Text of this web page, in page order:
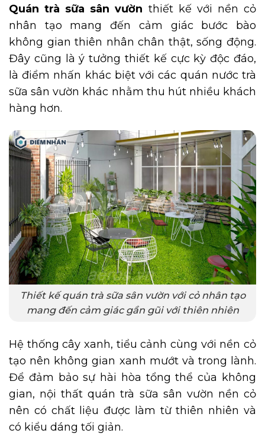
Quán trà sữa sân vườn thiết kế với nền cỏ
nhân tạo mang đến cảm giác bước bào
không gian thiên nhân chân thật, sống động.
Đây cũng là ý tưởng thiết kế cực kỳ độc đáo,
là điểm nhấn khác biệt với các quán nước trà
sữa sân vườn khác nhằm thu hút nhiều khách
hàng hơn.
Thiết kế quán trà sữa sân vườn với cỏ nhân tạo
mang đến cảm giác gần gũi với thiên nhiên
Hệ thống cây xanh, tiểu cảnh cùng với nền cỏ
tạo nên không gian xanh mướt và trong lành.
Để đảm bảo sự hài hòa tổng thể của không
gian, nội thất quán trà sữa sân vườn nền cỏ
nên có chất liệu được làm từ thiên nhiên và
có kiểu dáng tối giản.